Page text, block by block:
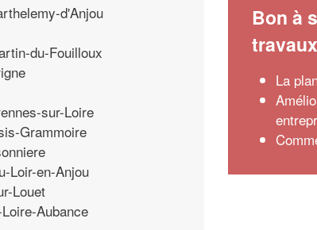
d'Anjou
du-Fouilloux
sur-Loire
Grammoire
Loir-en-Anjou
Louet
Aubance
Bon à
travaux
La